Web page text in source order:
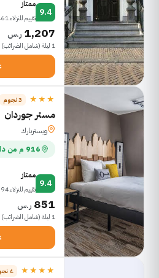
9.4
ممتاز
تقييم للنزلاء 461
1,207 ر.س
1 ليلة (شامل الضرائب) · 1 غرفة
★★★ 3 نجوم
مستر جوردان
ويستربارك
916 م من دام سكوير
9.4
ممتاز
تقييم للنزلاء 594
851 ر.س
1 ليلة (شامل الضرائب) · 1 غرفة
★★★★ 4 نجوم